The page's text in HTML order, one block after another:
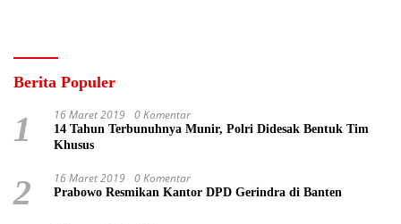
Berita Populer
1 16 Maret 2019 0 Komentar
14 Tahun Terbunuhnya Munir, Polri Didesak Bentuk Tim
Khusus
2 16 Maret 2019 0 Komentar
Prabowo Resmikan Kantor DPD Gerindra di Banten